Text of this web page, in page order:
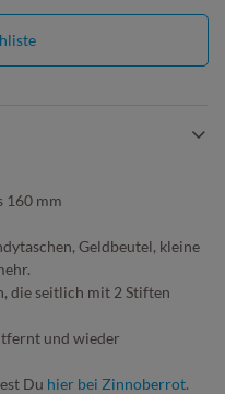
160 mm
Geldbeutel, kleine
die seitlich mit 2 Stiften
und wieder
Du hier bei Zinnoberrot.